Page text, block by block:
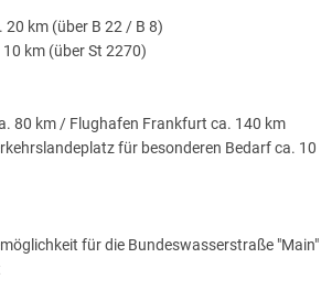
schönsten Golfplätze Mainfrankens, dem
direkt am Main gelegen, oder dem
genießen Sie den Blick auf die
den Steigerwald schweifen. Die beiden Hotels
von Golfplatz Mainsondheim entfernt,
mit der Mainfähre erreichen können. Nach
ca. 15 Minuten. Golfplatz "Schloß
18 Löche Platzstandart 72 Größe ca. 70 ha
km (über B 22 / B 8)
km (über St 2270)
80 km / Flughafen Frankfurt ca. 140 km
für besonderen Bedarf ca. 10
für die Bundeswasserstraße "Main"